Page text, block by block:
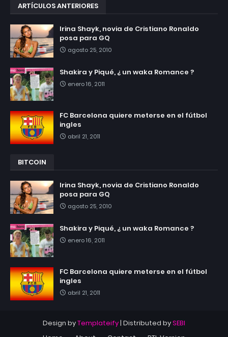
ARTÍCULOS ANTERIORES
Irina Shayk, novia de Cristiano Ronaldo
posa para GQ
agosto 25, 2010
Shakira y Piqué, ¿ un waka Romance ?
enero 16, 2011
FC Barcelona quiere meterse en el fútbol
ingles
abril 21, 2011
BITCOIN
Irina Shayk, novia de Cristiano Ronaldo
posa para GQ
agosto 25, 2010
Shakira y Piqué, ¿ un waka Romance ?
enero 16, 2011
FC Barcelona quiere meterse en el fútbol
ingles
abril 21, 2011
Design byTemplateify| Distributed bySEBI